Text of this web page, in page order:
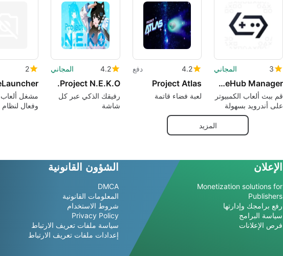
3 المجاني
GameHub Manager
قم ببث ألعاب الكمبيوتر
على أندرويد بسهولة
4.2 دفع
Project Atlas
لعبة فضاء قاتمة
4.2 المجاني
Project N.E.K.O.
رفيقك الذكي عبر كل
شاشة
2
مشغل
وفعال لنظام
المزيد
الإعلان
Monetization solutions for
Publishers
رفع برامجك وإدارتها
سياسة البرامج
فرص الإعلانات
الشؤون القانونية
DMCA
المعلومات القانونية
شروط الاستخدام
Privacy Policy
سياسة ملفات تعريف الارتباط
إعدادات ملفات تعريف الارتباط